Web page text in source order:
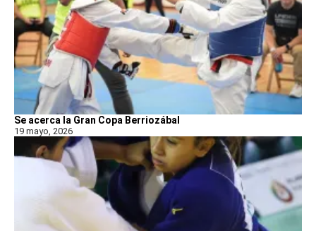
Se acerca la Gran Copa Berriozábal
19 mayo, 2026